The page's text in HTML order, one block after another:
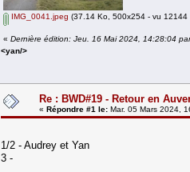
IMG_0041.jpeg (37.14 Ko, 500x254 - vu 12144
« Dernière édition: Jeu. 16 Mai 2024, 14:28:04
<yan/>
Re : BWD#19 - Retour en
« Répondre #1 le: Mar. 05 Mars 2024,
1/2 - Audrey et Yan
3 -